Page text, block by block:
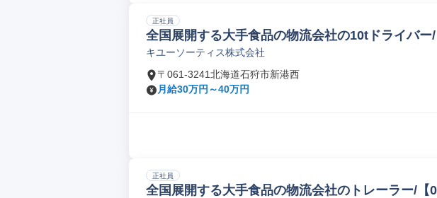
正社員
全国展開する大手食品の物流会社の10tドライバー/
キユーソーティス株式会社
〒061-3241北海道石狩市新港西
月給30万円～40万円
正社員
全国展開する大手食品の物流会社のトレーラー/【